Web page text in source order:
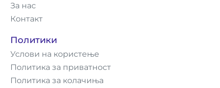
За нас
Контакт
Политики
Услови на користење
Политика за приватност
Политика за колачиња